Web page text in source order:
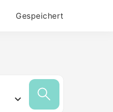
Gespeichert